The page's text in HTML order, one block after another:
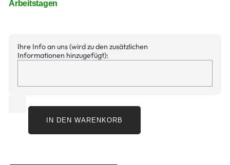
Arbeitstagen
Ihre Info an uns (wird zu den zusätzlichen
Informationen hinzugefügt):
IN DEN WARENKORB